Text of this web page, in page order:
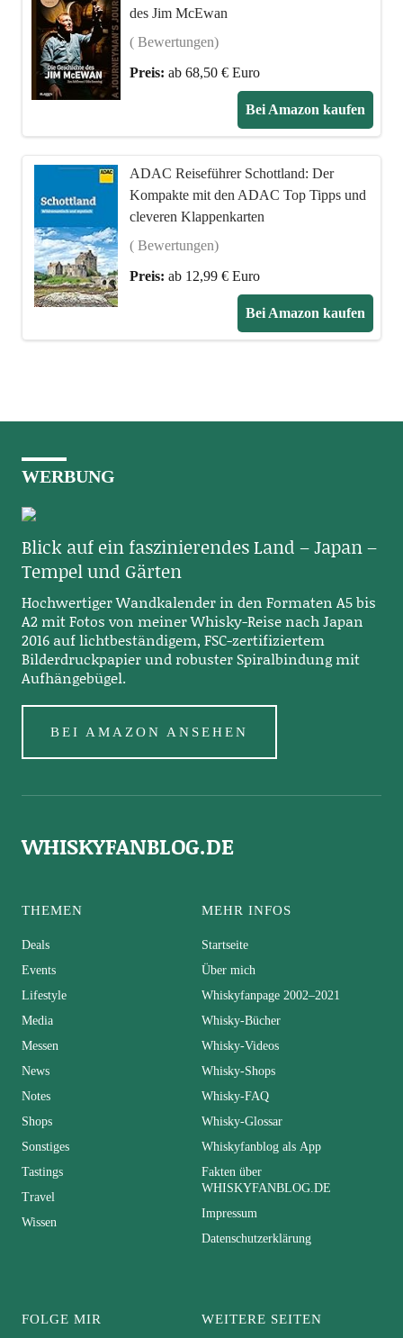
des Jim McEwan
( Bewertungen)
Preis: ab 68,50 € Euro
Bei Amazon kaufen
ADAC Reiseführer Schottland: Der
Kompakte mit den ADAC Top Tipps und
cleveren Klappenkarten
( Bewertungen)
Preis: ab 12,99 € Euro
Bei Amazon kaufen
WERBUNG
Blick auf ein faszinierendes Land – Japan –
Tempel und Gärten
Hochwertiger Wandkalender in den Formaten A5 bis
A2 mit Fotos von meiner Whisky-Reise nach Japan
2016 auf lichtbeständigem, FSC-zertifiziertem
Bilderdruckpapier und robuster Spiralbindung mit
Aufhängebügel.
BEI AMAZON ANSEHEN
WHISKYFANBLOG.DE
THEMEN
Deals
Events
Lifestyle
Media
Messen
News
Notes
Shops
Sonstiges
Tastings
Travel
Wissen
MEHR INFOS
Startseite
Über mich
Whiskyfanpage 2002–2021
Whisky-Bücher
Whisky-Videos
Whisky-Shops
Whisky-FAQ
Whisky-Glossar
Whiskyfanblog als App
Fakten über
WHISKYFANBLOG.DE
Impressum
Datenschutzerklärung
FOLGE MIR WEITERE SEITEN